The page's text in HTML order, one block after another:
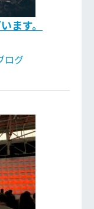
ます。
ログ